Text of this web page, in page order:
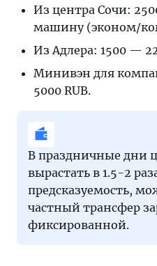
Из центра Сочи:
машину (эконом/
Из Адлера: 1500 —
Минивэн для
5000 RUB.
В праздничные дни
вырастать в 1.5-2
предсказуемость,
частный трансфер
фиксированной.